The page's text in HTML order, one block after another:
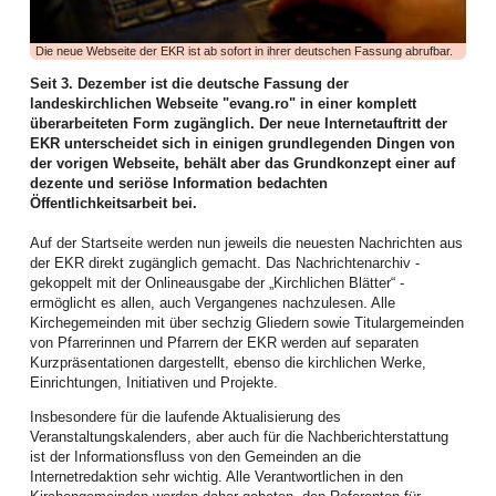
Halbjahres lässt sich auf jeden Fall sehen, wie dies die zahlreichen
Aktivitäten dokumentieren.
Die Frauenarbeit begann mit einem aufgabenreichen Auftakt das neue Jahr:
Am zweiten Arbeitswochenende im Januar kamen Frauen aus allen Bezirken
zur Vorbereitung des WGT 2026 im Elimheim in Michelsberg zusammen. Sie
folgten der Einladung des Organisatorinnenteams, um Nigeria und seine
Einwohner kennenzulernen, den Bibeltext aus Matthäus 11,28-30 zu
vertiefen, die Lieder einzuüben und den Gottesdienst nach der Ordnung der
nigerianischen Frauen zu feiern, um gerüstet und informiert in ihre
Höhepunkt dieser Landesweiten Werkstatt für WGT-Multiplikatorinnen war ein
Zoom-Gespräch mit Priester Emeka Emeakaroha, der sich zu dem Zeitpunkt
in Ihitte befand und sein soziales Projekt in Wort und Bild vorstellte. Die
Teilnehmerinnen waren zutiefst beeindruckt. Für dieses Krankenhaus, bei
dem über 70.000 Menschen aus der Region medizinische Verpflegung
erhalten, und die Schule, wo über 900 Kindern Zugang zu Bildung geboten
wird, ist dann auch die Kollekte des WGT in unserer Landeskirche
eingehoben worden.
Im Februar boten Frauen einen Entspannungsnachmittag an: der Einladung
der Mitarbeiterinnen der Frauenarbeit folgten Mitte Februar viel mehr Frauen
als erwartet. Juliane Topârcean (Hermannstadt) stellte zwei Methoden vor:
PME (progressive Muskelentspannung nach Jacobsen) und Qigong. Die
Die neue Webseite der EKR ist ab sofort in ihrer deutschen Fassung abrufbar.
Seit 3. Dezember ist die deutsche Fassung der
landeskirchlichen Webseite "evang.ro" in einer komplett
überarbeiteten Form zugänglich. Der neue Internetauftritt der
EKR unterscheidet sich in einigen grundlegenden Dingen von
der vorigen Webseite, behält aber das Grundkonzept einer auf
dezente und seriöse Information bedachten
Öffentlichkeitsarbeit bei.
Auf der Startseite werden nun jeweils die neuesten Nachrichten aus
der EKR direkt zugänglich gemacht. Das Nachrichtenarchiv -
gekoppelt mit der Onlineausgabe der „Kirchlichen Blätter“ -
ermöglicht es allen, auch Vergangenes nachzulesen. Alle
Kirchegemeinden mit über sechzig Gliedern sowie Titulargemeinden
von Pfarrerinnen und Pfarrern der EKR werden auf separaten
Kurzpräsentationen dargestellt, ebenso die kirchlichen Werke,
Einrichtungen, Initiativen und Projekte.
Insbesondere für die laufende Aktualisierung des
Veranstaltungskalenders, aber auch für die Nachberichterstattung
ist der Informationsfluss von den Gemeinden an die
Internetredaktion sehr wichtig. Alle Verantwortlichen in den